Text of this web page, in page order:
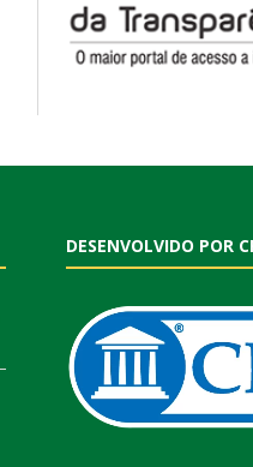
DESENVOLVIDO POR